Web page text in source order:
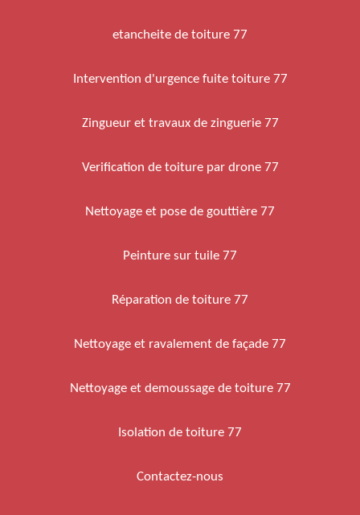
etancheite de toiture 77
Intervention d'urgence fuite toiture 77
Zingueur et travaux de zinguerie 77
Verification de toiture par drone 77
Nettoyage et pose de gouttière 77
Peinture sur tuile 77
Réparation de toiture 77
Nettoyage et ravalement de façade 77
Nettoyage et demoussage de toiture 77
Isolation de toiture 77
Contactez-nous